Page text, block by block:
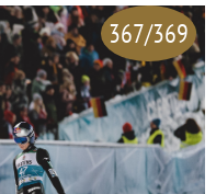
367/369